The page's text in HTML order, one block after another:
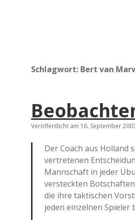
Schlagwort: Bert van
Veröffentlicht am 16. September
Der Coach aus Holland
vertretenen
Mannschaft in jeder
versteckten
die ihre taktischen
jeden einzelnen Spieler